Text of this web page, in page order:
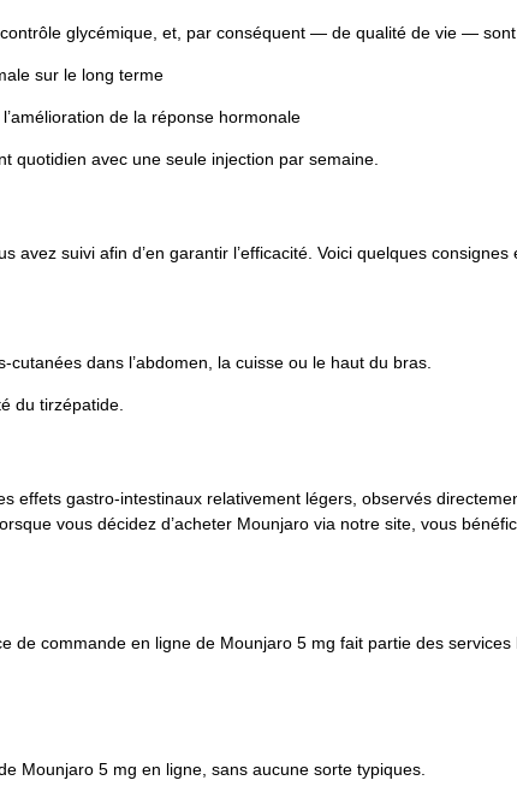
glycémique, et, par conséquent — de qualité de vie —
sur le long terme
de la réponse hormonale
quotidien avec une seule injection par semaine.
suivi afin d’en garantir l’efficacité. Voici quelques
dans l’abdomen, la cuisse ou le haut du bras.
du tirzépatide.
gastro-intestinaux relativement légers, observés
vous décidez d’acheter Mounjaro via notre site, vous
commande en ligne de Mounjaro 5 mg fait partie des services
Mounjaro 5 mg en ligne, sans aucune sorte typiques.